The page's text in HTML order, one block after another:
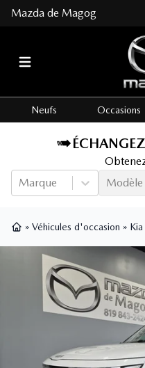
Mazda de Magog
Neufs Occasions
Marque
Modèle
» Véhicules d'occasion » Kia